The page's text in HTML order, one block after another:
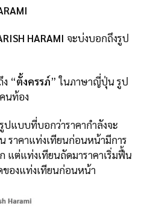
HARAMI จะบ่งบอกถึงรูป
“ตั้งครรภ์” ในภาษาญี่ปุ่น รูป
นท้อง
ปแบบที่บอกว่าราคากำลังจะ
ราคาแท่งเทียนก่อนหน้ามีการ
แต่แท่งเทียนถัดมาราคาเริ่มฟื้น
ของแท่งเทียนก่อนหน้า